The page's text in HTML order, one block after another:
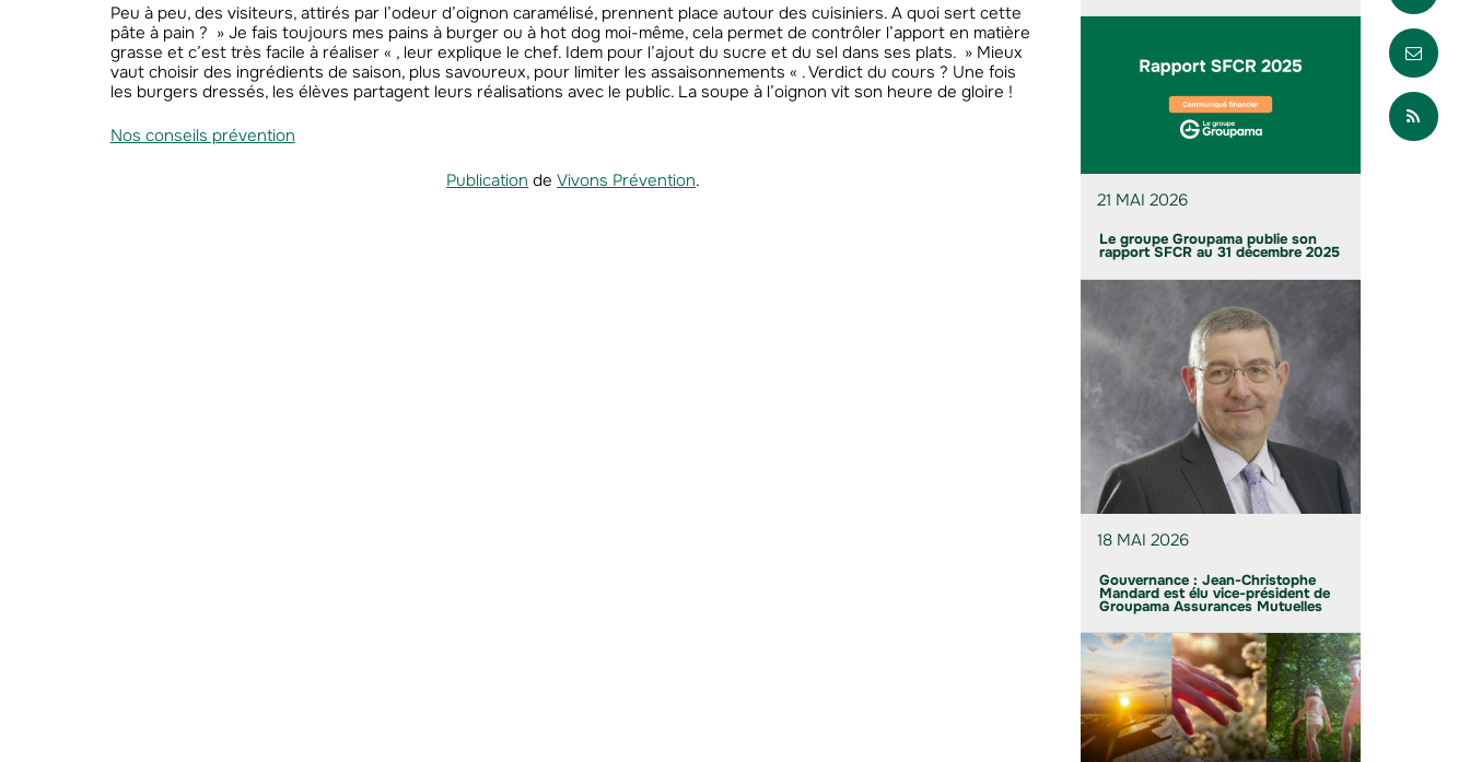
Peu à peu, des visiteurs, attirés par l’odeur d’oignon caramélisé, prennent place autour des cuisiniers. A quoi sert cette
pâte à pain ? » Je fais toujours mes pains à burger ou à hot dog moi-même, cela permet de contrôler l’apport en matière
grasse et c’est très facile à réaliser « , leur explique le chef. Idem pour l’ajout du sucre et du sel dans ses plats. » Mieux
vaut choisir des ingrédients de saison, plus savoureux, pour limiter les assaisonnements « . Verdict du cours ? Une fois
les burgers dressés, les élèves partagent leurs réalisations avec le public. La soupe à l’oignon vit son heure de gloire !
Nos conseils prévention
Publication deVivons Prévention.
21 MAI 2026
Le groupe Groupama publie son
rapport SFCR au 31 décembre 2025
18 MAI 2026
Gouvernance : Jean-Christophe
Mandard est élu vice-président de
Groupama Assurances Mutuelles